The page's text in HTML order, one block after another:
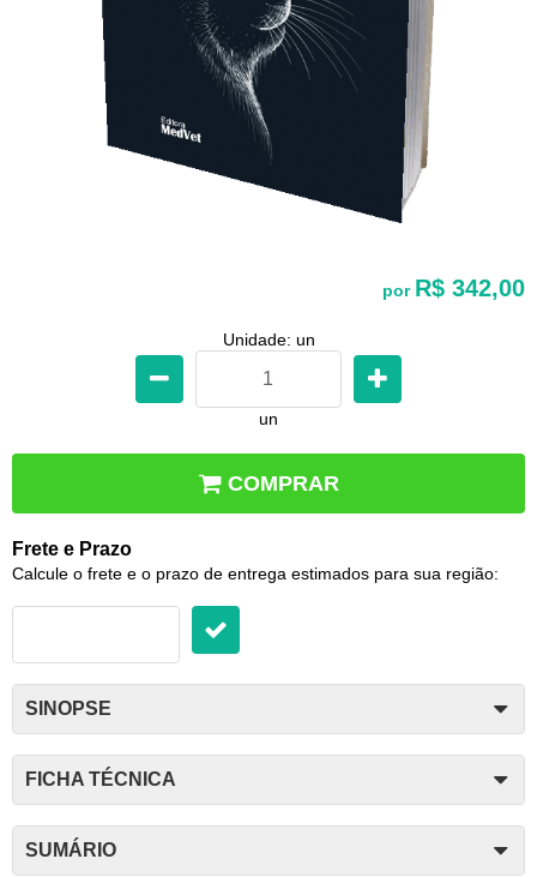
por R$ 342,00
Unidade: un
un
COMPRAR
Frete e Prazo
Calcule o frete e o prazo de entrega estimados para sua região:
SINOPSE
FICHA TÉCNICA
SUMÁRIO